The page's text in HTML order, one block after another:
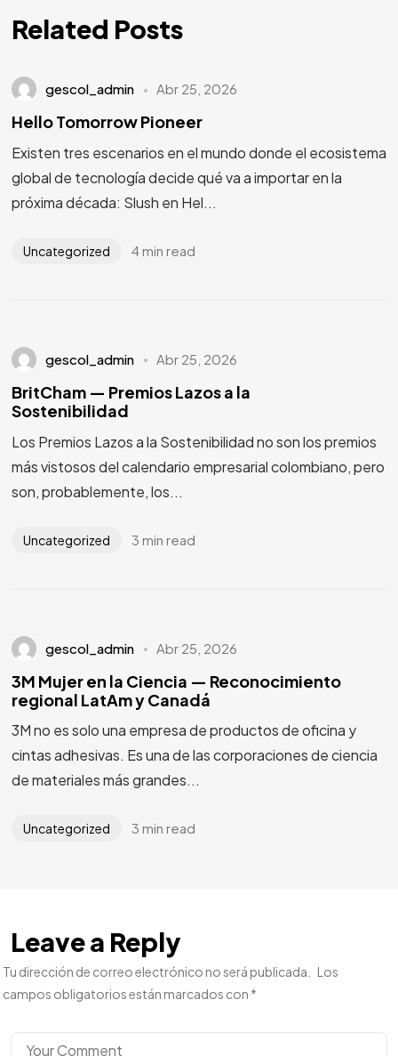
Related Posts
gescol_admin Abr 25, 2026
Hello Tomorrow Pioneer
Existen tres escenarios en el mundo donde el ecosistema
global de tecnología decide qué va a importar en la
próxima década: Slush en Hel...
Uncategorized 4 min read
gescol_admin Abr 25, 2026
BritCham — Premios Lazos a la
Sostenibilidad
Los Premios Lazos a la Sostenibilidad no son los premios
más vistosos del calendario empresarial colombiano, pero
son, probablemente, los...
Uncategorized 3 min read
gescol_admin Abr 25, 2026
3M Mujer en la Ciencia — Reconocimiento
regional LatAm y Canadá
3M no es solo una empresa de productos de oficina y
cintas adhesivas. Es una de las corporaciones de ciencia
de materiales más grandes...
Uncategorized 3 min read
Leave a Reply
Tu dirección de correo electrónico no será publicada.
Los
campos obligatorios están marcados con *